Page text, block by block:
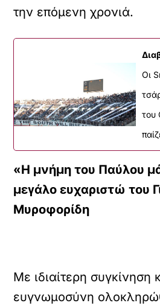
την επόμενη χρονιά.
Οι
του
«Η μνήμη του Παύλου
μεγάλο ευχαριστώ του
Μυροφορίδη
Με ιδιαίτερη συγκίνηση
ευγνωμοσύνη